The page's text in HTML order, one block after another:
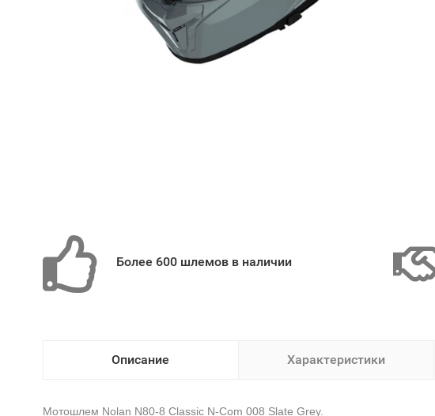
Более 600 шлемов в наличии
Описание Характеристики
Мотошлем Nolan N80-8 Classic N-Com 008 Slate Grey.